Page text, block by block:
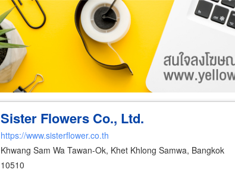
Sister Flowers Co., Ltd.
https://www.sisterflower.co.th
Khwang Sam Wa Tawan-Ok, Khet Khlong Samwa, Bangkok
10510